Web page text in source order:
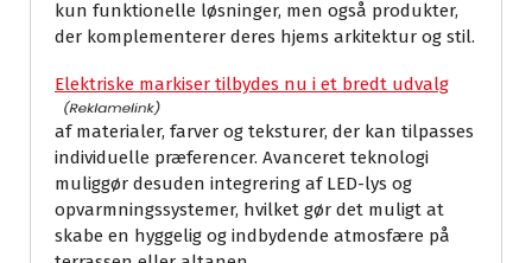
kun funktionelle løsninger, men også produkter,
der komplementerer deres hjems arkitektur og stil.
Elektriske markiser tilbydes nu i et bredt udvalg
af materialer, farver og teksturer, der kan tilpasses
individuelle præferencer. Avanceret teknologi
muliggør desuden integrering af LED-lys og
opvarmningssystemer, hvilket gør det muligt at
skabe en hyggelig og indbydende atmosfære på